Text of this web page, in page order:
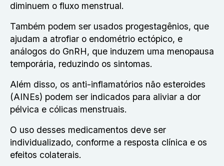
diminuem o fluxo menstrual.
Também podem ser usados progestagênios, que
ajudam a atrofiar o endométrio ectópico, e
análogos do GnRH, que induzem uma menopausa
temporária, reduzindo os sintomas.
Além disso, os anti-inflamatórios não esteroides
(AINEs) podem ser indicados para aliviar a dor
pélvica e cólicas menstruais.
O uso desses medicamentos deve ser
individualizado, conforme a resposta clínica e os
efeitos colaterais.